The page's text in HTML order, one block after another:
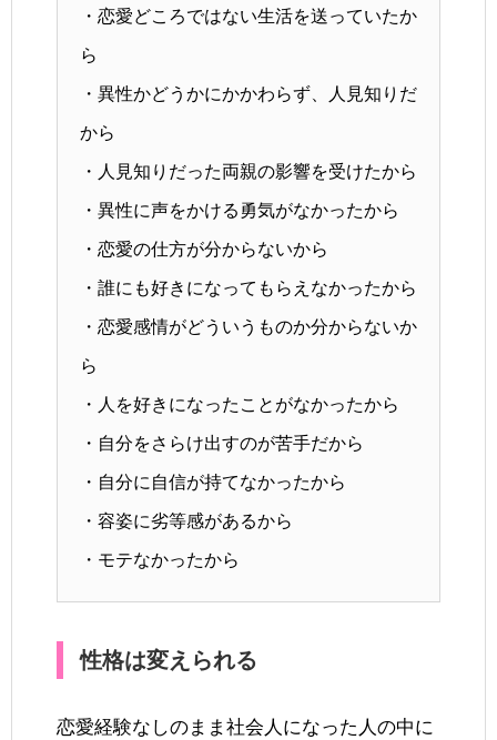
・恋愛どころではない生活を送っていたか
ら
・異性かどうかにかかわらず、人見知りだ
から
・人見知りだった両親の影響を受けたから
・異性に声をかける勇気がなかったから
・恋愛の仕方が分からないから
・誰にも好きになってもらえなかったから
・恋愛感情がどういうものか分からないか
ら
・人を好きになったことがなかったから
・自分をさらけ出すのが苦手だから
・自分に自信が持てなかったから
・容姿に劣等感があるから
・モテなかったから
性格は変えられる
恋愛経験なしのまま社会人になった人の中に